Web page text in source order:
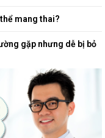
mang thai?
gặp nhưng dễ bị bỏ